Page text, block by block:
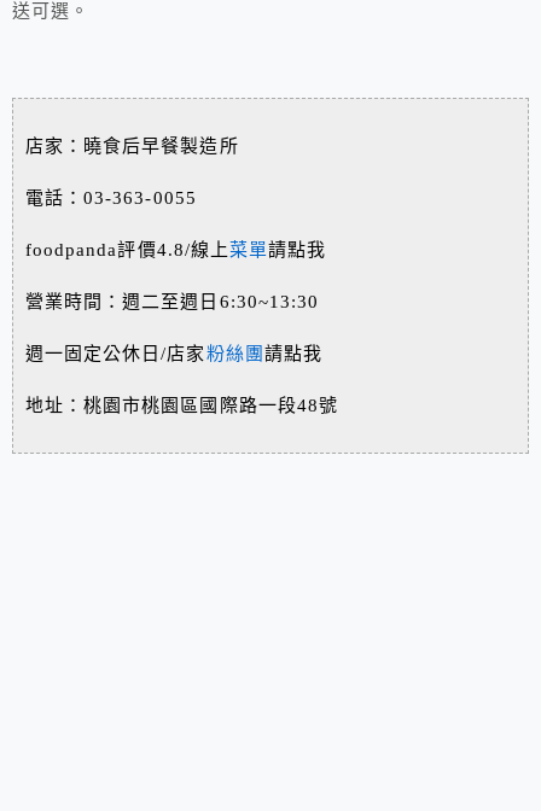
送可選。
店家：曉食后早餐製造所
電話：03-363-0055
foodpanda評價4.8/線上菜單請點我
營業時間：週二至週日6:30~13:30
週一固定公休日/店家粉絲團 請點我
地址：桃園市桃園區國際路一段48號